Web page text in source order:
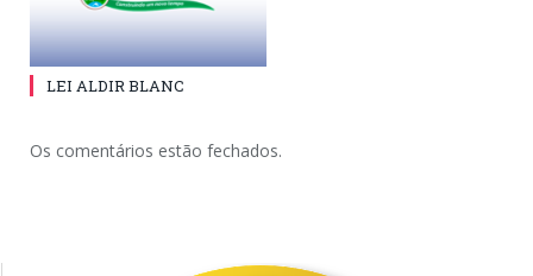
LEI ALDIR BLANC
Os comentários estão fechados.